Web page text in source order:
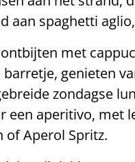
aan spaghetti
met
barretje, genieten
zondagse
een aperitivo, met
of Aperol Spritz.